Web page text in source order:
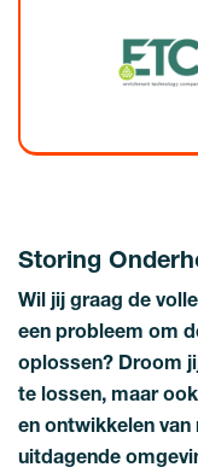
Storing
Wil jij graag de
een probleem om
oplossen? Droom
te lossen, maar
en ontwikkelen van
uitdagende